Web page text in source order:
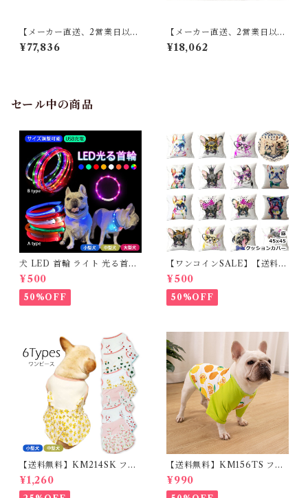
【メーカー直送、2営業日以内
に発送】【4個セット】 東谷
薄掛けコタツ布団 長方形 KK-
¥77,836
【メーカー直送、2営業日以内
に発送】【6個セット】 東谷
キッチンマット W50×D80 ブ
¥18,062
セール中の商品
犬 LED 首輪 ライト 光る首輪
USB充電 生活防水 長さ調整可
能 首輪 犬用 ペット カラー ペ
ット用品 軽量 ドッグ用品 フレ
ンチブルドック 大型犬 中型犬
¥500
50%OFF
【ワンコインSALE】【送料無
料】KM503G クッションカバ
ー フレンチブルドッグ クリー
ム フレブル
¥500
50%OFF
【送料無料】KM214SK フレ
ブル 女の子 スカート ワンピー
ス夏 フリル 犬服 ドックウェア
¥1,260
【送料無料】KM156TS フレ
ブル Tシャツ フレンチブルド
ック レモン柄 犬服 ドックウェ
ア
¥990